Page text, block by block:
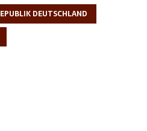
DEUTSCHLAND